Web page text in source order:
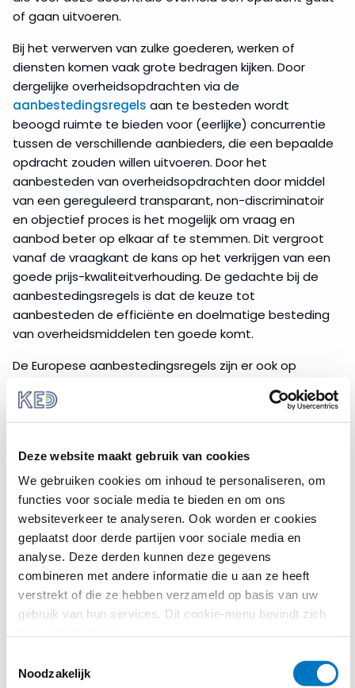
Deze website maakt gebruik van cookies
We gebruiken cookies om inhoud te personaliseren, om
functies voor sociale media te bieden en om ons
websiteverkeer te analyseren. Ook worden er cookies
geplaatst door derde partijen voor sociale media en
analyse. Deze derden kunnen deze gegevens
combineren met andere informatie die u aan ze heeft
verstrekt of die ze hebben verzameld op basis van uw
gebruik van hun services. Dit cookie-menu bevindt zich
Noodzakelijk
overheidsopdrachten
Werk,
levering
of
dienst
CPV
Concessies
Drempelwaarden
voor
aanbestedingen
Sociale
en
andere
diensten
Accountantscontrole
op
van
aanbestedingen
Toegang
derde
landen
tot
Europese
aanbestedingen
Voorbereiding
of gaan uitvoeren.
Bij het verwerven van zulke goederen, werken of
diensten komen vaak grote bedragen kijken. Door
dergelijke overheidsopdrachten via de
aanbestedingsregels aan te besteden wordt
beoogd ruimte te bieden voor (eerlijke) concurrentie
tussen de verschillende aanbieders, die een bepaalde
opdracht zouden willen uitvoeren. Door het
aanbesteden van overheidsopdrachten door middel
van een gereguleerd transparant, non-discriminatoir
en objectief proces is het mogelijk om vraag en
aanbod beter op elkaar af te stemmen. Dit vergroot
vanaf de vraagkant de kans op het verkrijgen van een
goede prijs-kwaliteitverhouding. De gedachte bij de
aanbestedingsregels is dat de keuze tot
aanbesteden de efficiënte en doelmatige besteding
van overheidsmiddelen ten goede komt.
De Europese aanbestedingsregels zijn er ook op
gebruik te maken van overheidsopdrachten, ter
ondersteuning van gemeenschappelijke
duurzaamheid en innovatie. Tot slot maken het
Europese aanbestedingsbeleid en -regelgeving deel
uit van de algemene doelstelling van de Europese
Unie om één goed functionerende, interne markt te
creëren.
Regelgeving
Decentrale overheden die overheidsopdrachten
vergeven, krijgen te maken met de Europese
aanbestedingsrichtlijnen:
Richtlijn 2014/23